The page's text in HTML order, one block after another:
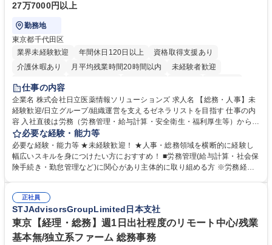
27万7000円以上
勤務地
東京都千代田区
業界未経験歓迎
年間休日120日以上
資格取得支援あり
介護休暇あり
月平均残業時間20時間以内
未経験者歓迎
住宅手当あり
育休あり
完全週休2日制 交通費支給 土日祝休み 寮・社宅あり
仕事の内容
企業名 株式会社日立医薬情報ソリューションズ 求人名 【総務・人事】未
経験歓迎/日立グループ/組織運営を支えるゼネラリストを目指す 仕事の内
容 入社直後は労務（労務管理・給与計算・安全衛生・福利厚生等）からお
任せいたします。将来は総務・採用・教育業務へ守備範囲を広げ、組織運
営を支えるゼネラリストをめざせます。 ・初期業務：労働時間管理、給与
計算、社会保険対応、福利厚生管理、安全衛生、健康経営推進等をお任せ
します。ご経験に応じて、休職者管理など、幅広く経験を積んでいただき
幅広く経験を積みたい意欲がある方に最適な環境です。 募集職種 【総
務・人事】未経験歓迎/日立グループ/組織運営を支えるゼネラリストを目
指す
必要な経験・能力等
必要な経験・能力等 ★未経験歓迎！ ★人事・総務領域を横断的に経験し
幅広いスキルを身につけたい方におすすめ！ ■労務管理(給与計算・社会保
険手続き・勤怠管理など)に関心があり主体的に取り組める方 ※労務経験
のご経験 ■労務管理（給与計算・社会保険手続き・勤怠管理など）の経験
■衛生管理者の資格をお持ちの方 学歴・資格 学歴：大学院 大学 高専 短大
専修学校 高校 語学力： 資格：
正社員
STJAdvisorsGroupLimited日本支社
東京【経理・総務】週1日出社程度のリモート中心/残業
基本無/独立系ファーム 総務事務